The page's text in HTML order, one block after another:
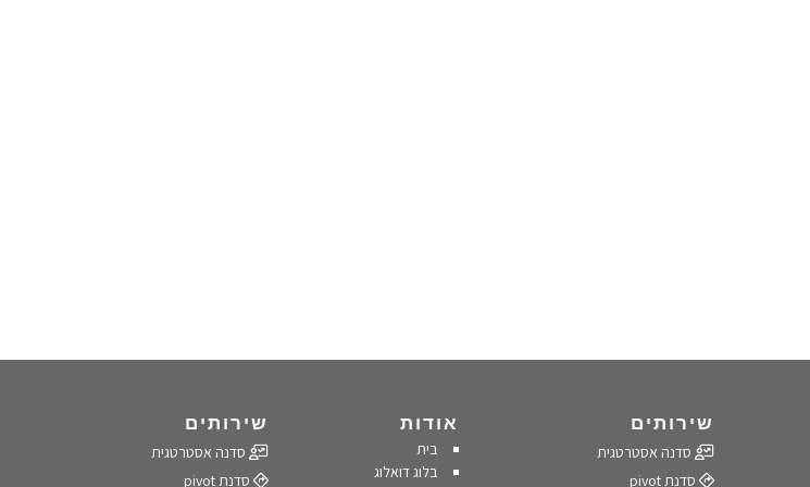
שירותים
סדנה אסטרטגית
סדנת pivot
אודות
בית
בלוג דואלוג
שירותים
סדנה אסטרטגית
סדנת pivot